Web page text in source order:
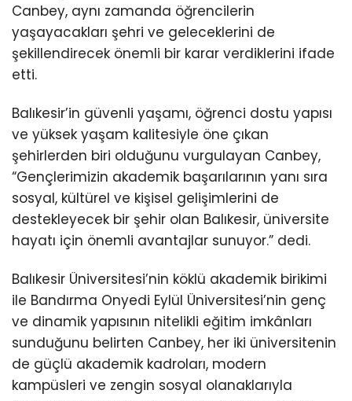
Canbey, aynı zamanda öğrencilerin
yaşayacakları şehri ve geleceklerini de
şekillendirecek önemli bir karar verdiklerini ifade
etti.
Balıkesir’in güvenli yaşamı, öğrenci dostu yapısı
ve yüksek yaşam kalitesiyle öne çıkan
şehirlerden biri olduğunu vurgulayan Canbey,
“Gençlerimizin akademik başarılarının yanı sıra
sosyal, kültürel ve kişisel gelişimlerini de
destekleyecek bir şehir olan Balıkesir, üniversite
hayatı için önemli avantajlar sunuyor.” dedi.
Balıkesir Üniversitesi’nin köklü akademik birikimi
ile Bandırma Onyedi Eylül Üniversitesi’nin genç
ve dinamik yapısının nitelikli eğitim imkânları
sunduğunu belirten Canbey, her iki üniversitenin
de güçlü akademik kadroları, modern
kampüsleri ve zengin sosyal olanaklarıyla